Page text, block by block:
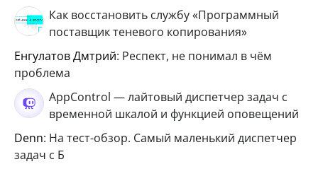
Как восстановить службу «Программный
поставщик теневого копирования»
Енгулатов Дмтрий: Респект, не понимал в чём
проблема
AppControl — лайтовый диспетчер задач с
временной шкалой и функцией оповещений
Denn: На тест-обзор. Самый маленький диспетчер
задач с Б